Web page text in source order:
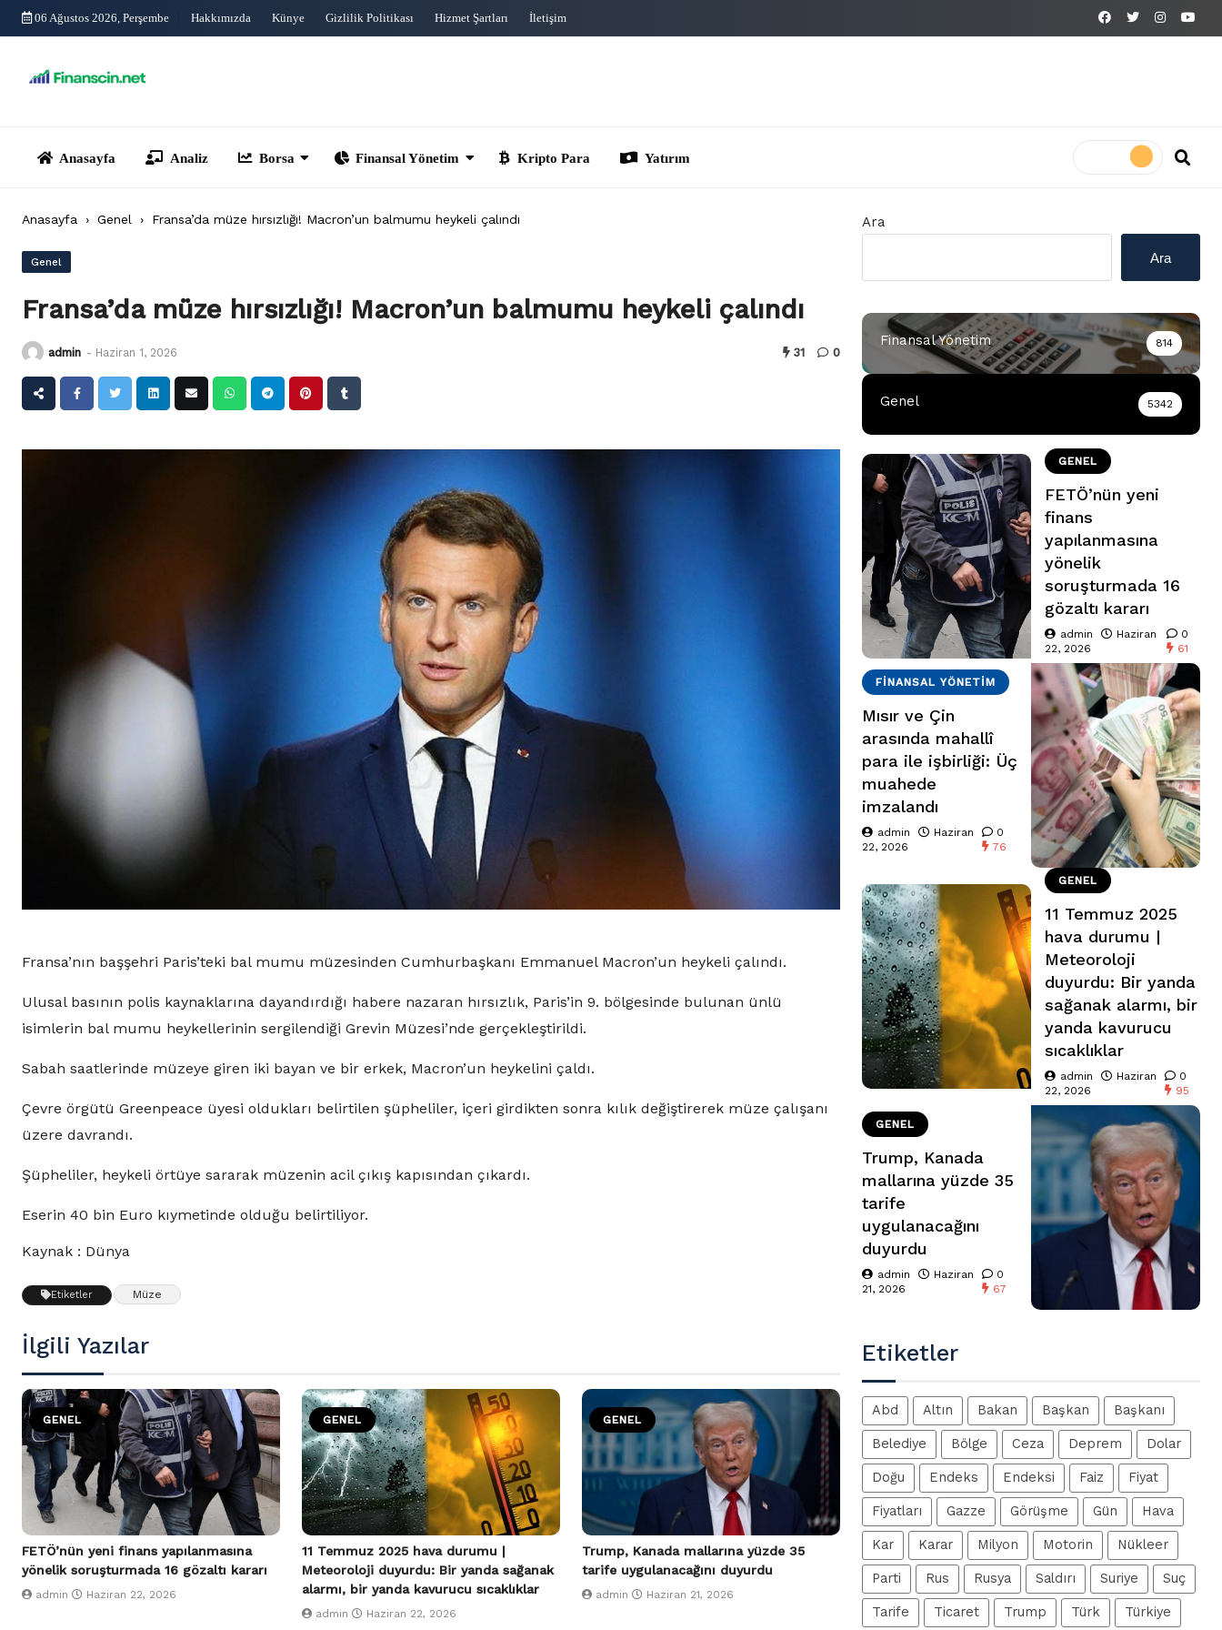
Skip
06 Ağustos 2026, Perşembe Hakkımızda Künye Gizlilik Politikası Hizmet Şartları İletişim
Anasayfa › Genel › Fransa’da müze hırsızlığı! Macron’un balmumu heykeli çalındı
Genel
Fransa’da müze hırsızlığı! Macron’un balmumu heykeli çalındı
admin - Haziran 1, 2026 31 0
Fransa’nın başşehri Paris’teki bal mumu müzesinden Cumhurbaşkanı Emmanuel Macron’un heykeli çalındı.
Ulusal basının polis kaynaklarına dayandırdığı habere nazaran hırsızlık, Paris’in 9. bölgesinde bulunan ünlü
isimlerin bal mumu heykellerinin sergilendiği Grevin Müzesi’nde gerçekleştirildi.
Sabah saatlerinde müzeye giren iki bayan ve bir erkek, Macron’un heykelini çaldı.
Çevre örgütü Greenpeace üyesi oldukları belirtilen şüpheliler, içeri girdikten sonra kılık değiştirerek müze çalışanı
üzere davrandı.
Şüpheliler, heykeli örtüye sararak müzenin acil çıkış kapısından çıkardı.
Eserin 40 bin Euro kıymetinde olduğu belirtiliyor.
Kaynak : Dünya
Etiketler Müze
İlgili Yazılar
GENEL
FETÖ’nün yeni finans yapılanmasına
yönelik soruşturmada 16 gözaltı kararı
admin Haziran 22, 2026
GENEL
11 Temmuz 2025 hava durumu |
Meteoroloji duyurdu: Bir yanda sağanak
alarmı, bir yanda kavurucu sıcaklıklar
admin Haziran 22, 2026
GENEL
Trump, Kanada mallarına yüzde 35
tarife uygulanacağını duyurdu
admin Haziran 21, 2026
Ara
Ara
Finansal Yönetim 814
Genel 5342
GENEL
FETÖ’nün yeni
finans
yapılanmasına
yönelik
soruşturmada 16
gözaltı kararı
admin
Haziran
22, 2026
0
61
FINANSAL YÖNETIM
Mısır ve Çin
arasında mahallî
para ile işbirliği: Üç
muahede
imzalandı
admin
Haziran
22, 2026
0
76
GENEL
11 Temmuz 2025
hava durumu |
Meteoroloji
duyurdu: Bir yanda
sağanak alarmı, bir
yanda kavurucu
sıcaklıklar
admin
Haziran
22, 2026
0
95
GENEL
Trump, Kanada
mallarına yüzde 35
tarife
uygulanacağını
duyurdu
admin
Haziran
21, 2026
0
67
Etiketler
Abd Altın Bakan Başkan Başkanı
Belediye Bölge Ceza Deprem Dolar
Doğu Endeks Endeksi Faiz Fiyat
Fiyatları Gazze Görüşme Gün Hava
Kar Karar Milyon Motorin Nükleer
Parti Rus Rusya Saldırı Suriye Suç
Tarife Ticaret Trump Türk Türkiye